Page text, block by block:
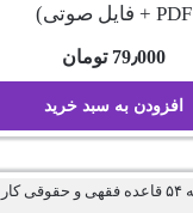
PDF + فایل صوتی)
79٫000 تومان
افزودن به سبد خرید